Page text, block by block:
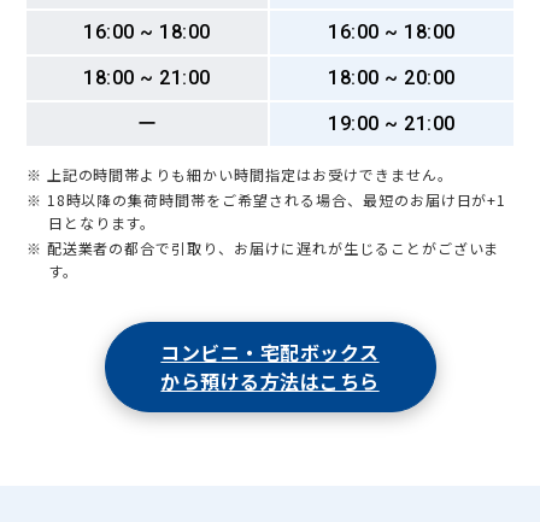
16:00 ~ 18:00
16:00 ~ 18:00
18:00 ~ 21:00
18:00 ~ 20:00
ー
19:00 ~ 21:00
※ 上記の時間帯よりも細かい時間指定はお受けできません。
※ 18時以降の集荷時間帯をご希望される場合、最短のお届け日が+1
日となります。
※ 配送業者の都合で引取り、お届けに遅れが生じることがございま
す。
コンビニ・宅配ボックス
から預ける方法はこちら